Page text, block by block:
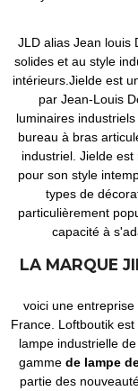
JLD alias Jean louis
solides et au style
intérieurs.Jielde est
par Jean-Louis
luminaires
bureau à bras
industriel. Jielde
pour son style
types de
particulièrement
capacité à
LA MARQUE
voici une
France. Loftboutik
lampe industrielle
gamme de lampe
partie des